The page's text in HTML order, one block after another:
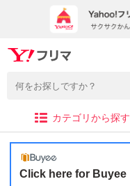
カテゴリから探す
Click here for Buyee